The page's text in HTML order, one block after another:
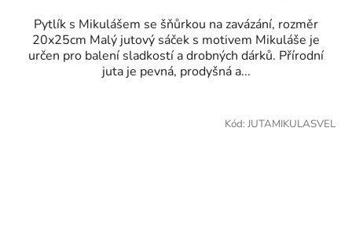
Pytlík s Mikulášem se šňůrkou na zavázání, rozměr
20x25cm Malý jutový sáček s motivem Mikuláše je
určen pro balení sladkostí a drobných dárků. Přírodní
juta je pevná, prodyšná a...
Kód: JUTAMIKULASVEL